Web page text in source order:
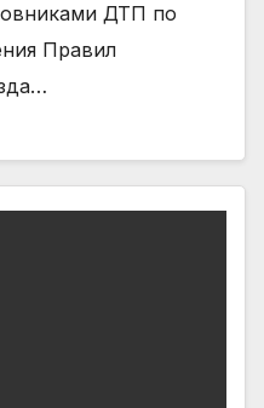
ДТП по
Правил